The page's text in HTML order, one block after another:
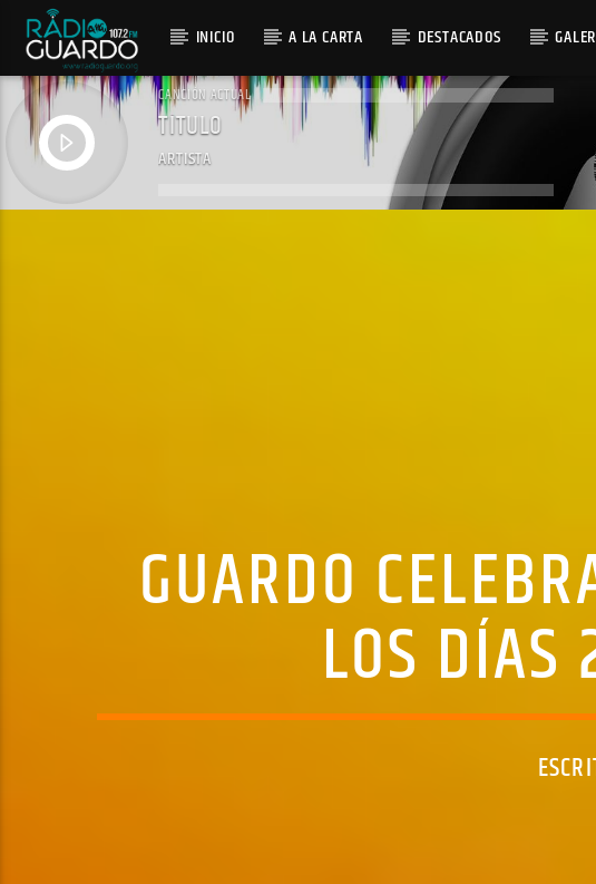
INICIO A LA CARTA DESTACADOS
CANCIÓN ACTUAL
TÍTULO
ARTISTA
GUARDO
LOS